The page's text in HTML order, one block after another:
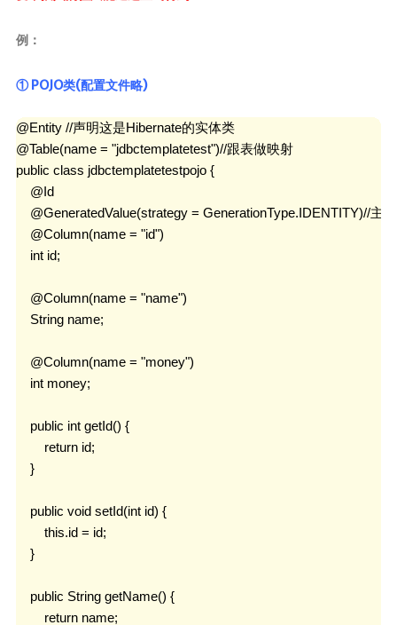
例：
① POJO类(配置文件略)
@Entity //声明这是Hibernate的实体类
@Table(name = "jdbctemplatetest")//跟表做映射
public class jdbctemplatetestpojo {
    @Id
@GeneratedValue(strategy = GenerationType.IDENTITY)//主
    @Column(name = "id")
    int id;
    @Column(name = "name")
    String name;
    @Column(name = "money")
    int money;
    public int getId() {
        return id;
    }
    public void setId(int id) {
        this.id = id;
    }
    public String getName() {
        return name;